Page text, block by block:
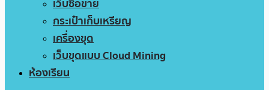
เว็บซื้อขาย
กระเป๋าเก็บเหรียญ
เครื่องขุด
เว็บขุดแบบ Cloud Mining
ห้องเรียน